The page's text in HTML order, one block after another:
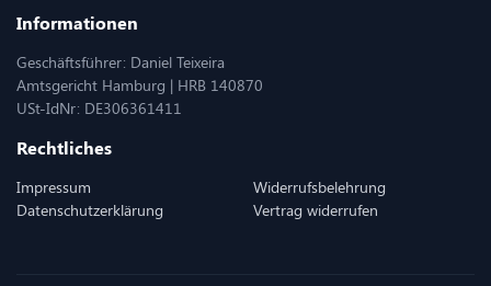
Informationen
Geschäftsführer: Daniel Teixeira
Amtsgericht Hamburg | HRB 140870
USt-IdNr: DE306361411
Rechtliches
Impressum
Datenschutzerklärung
Widerrufsbelehrung
Vertrag widerrufen